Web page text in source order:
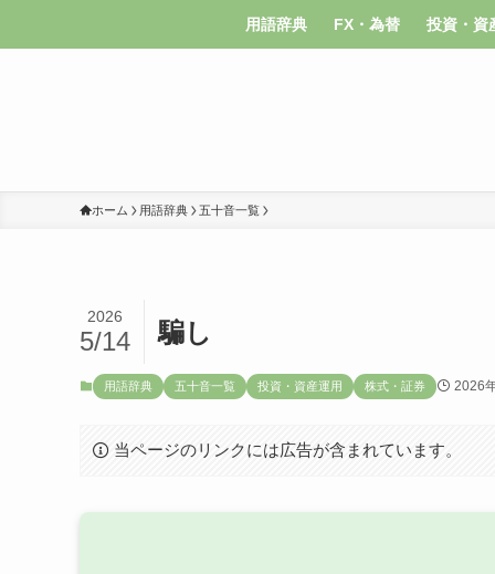
用語辞典 FX・為替 投資・資
ホーム 用語辞典 五十音一覧
騙し
2026
5/14
用語辞典 五十音一覧 投資・資産運用 株式・証券 2026
当ページのリンクには広告が含まれています。